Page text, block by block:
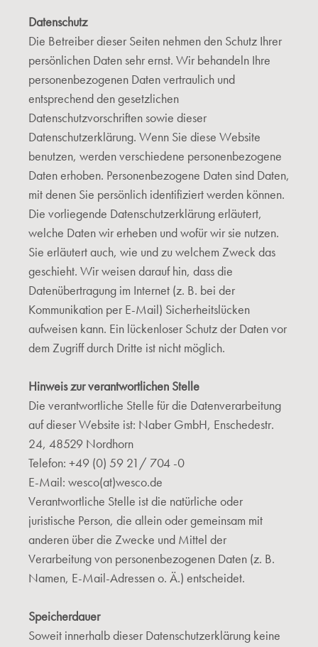
Datenschutz
Die Betreiber dieser Seiten nehmen den Schutz Ihrer
persönlichen Daten sehr ernst. Wir behandeln Ihre
personenbezogenen Daten vertraulich und
entsprechend den gesetzlichen
Datenschutzvorschriften sowie dieser
Datenschutzerklärung. Wenn Sie diese Website
benutzen, werden verschiedene personenbezogene
Daten erhoben. Personenbezogene Daten sind Daten,
mit denen Sie persönlich identifiziert werden können.
Die vorliegende Datenschutzerklärung erläutert,
welche Daten wir erheben und wofür wir sie nutzen.
Sie erläutert auch, wie und zu welchem Zweck das
geschieht. Wir weisen darauf hin, dass die
Datenübertragung im Internet (z. B. bei der
Kommunikation per E-Mail) Sicherheitslücken
aufweisen kann. Ein lückenloser Schutz der Daten vor
dem Zugriff durch Dritte ist nicht möglich.
Hinweis zur verantwortlichen Stelle
Die verantwortliche Stelle für die Datenverarbeitung
auf dieser Website ist: Naber GmbH, Enschedestr.
24, 48529 Nordhorn
Telefon: +49 (0) 59 21/ 704 -0
E-Mail: wesco(at)wesco.de
Verantwortliche Stelle ist die natürliche oder
juristische Person, die allein oder gemeinsam mit
anderen über die Zwecke und Mittel der
Verarbeitung von personenbezogenen Daten (z. B.
Namen, E-Mail-Adressen o. Ä.) entscheidet.
Speicherdauer
Soweit innerhalb dieser Datenschutzerklärung keine